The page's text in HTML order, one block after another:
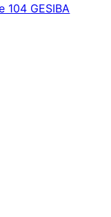
104 GESIBA